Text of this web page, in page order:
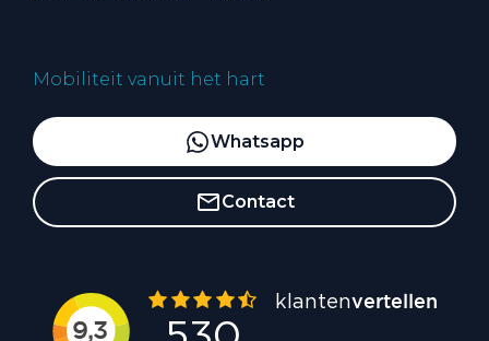
Mobiliteit vanuit het hart
Whatsapp
Contact